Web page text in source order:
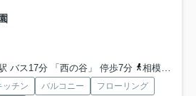
バス17分 「西の谷」 停歩7分
相模線「茅ケ崎」駅 バス17分 「西の谷」 停歩7分
ッチン バルコニー
フローリング